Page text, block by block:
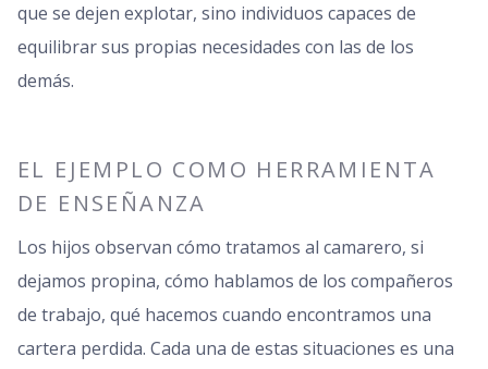
que se dejen explotar, sino individuos capaces de
equilibrar sus propias necesidades con las de los
demás.
EL EJEMPLO COMO HERRAMIENTA
DE ENSEÑANZA
Los hijos observan cómo tratamos al camarero, si
dejamos propina, cómo hablamos de los compañeros
de trabajo, qué hacemos cuando encontramos una
cartera perdida. Cada una de estas situaciones es una